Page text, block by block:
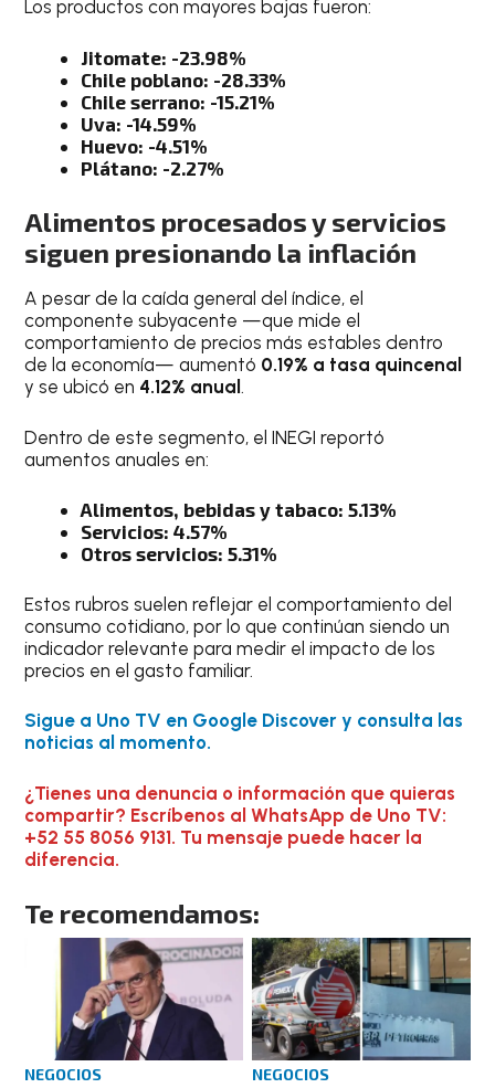
Los productos con mayores bajas fueron:
Jitomate: -23.98%
Chile poblano: -28.33%
Chile serrano: -15.21%
Uva: -14.59%
Huevo: -4.51%
Plátano: -2.27%
Alimentos procesados y servicios
siguen presionando la inflación
A pesar de la caída general del índice, el
componente subyacente —que mide el
comportamiento de precios más estables dentro
de la economía— aumentó 0.19% a tasa quincenal
y se ubicó en 4.12% anual.
Dentro de este segmento, el INEGI reportó
aumentos anuales en:
Alimentos, bebidas y tabaco: 5.13%
Servicios: 4.57%
Otros servicios: 5.31%
Estos rubros suelen reflejar el comportamiento del
consumo cotidiano, por lo que continúan siendo un
indicador relevante para medir el impacto de los
precios en el gasto familiar.
Sigue a Uno TV en Google Discover y consulta las
noticias al momento.
¿Tienes una denuncia o información que quieras
compartir? Escríbenos al WhatsApp de Uno TV:
+52 55 8056 9131. Tu mensaje puede hacer la
diferencia.
Te recomendamos:
NEGOCIOS
NEGOCIOS